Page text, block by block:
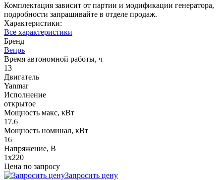
Комплектация зависит от партии и модификации генератора,
подробности запрашивайте в отделе продаж.
Характеристики:
Все характеристики
Бренд
Вепрь
Время автономной работы, ч
13
Двигатель
Yanmar
Исполнение
открытое
Мощность макс, кВт
17.6
Мощность номинал, кВт
16
Напряжение, В
1x220
Цена по запросу
Запросить цену